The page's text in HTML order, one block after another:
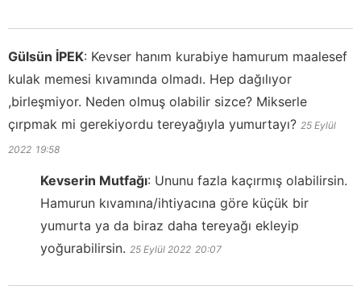
Gülsün İPEK: Kevser hanım kurabiye hamurum maalesef
kulak memesi kıvamında olmadı. Hep dağılıyor
,birleşmiyor. Neden olmuş olabilir sizce? Mikserle
çırpmak mi gerekiyordu tereyağıyla yumurtayı? 25 Eylül
2022 19:58
Kevserin Mutfağı: Ununu fazla kaçırmış olabilirsin.
Hamurun kıvamına/ihtiyacına göre küçük bir
yumurta ya da biraz daha tereyağı ekleyip
yoğurabilirsin. 25 Eylül 2022 20:07